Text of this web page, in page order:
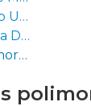
EM - IUEM - Instituto Universitário Egas Moniz
EM - IUEM - Medicina Dentária
Associação dos polimorfismos dos genes da IL-1 e do IL-1RA com a periodontite